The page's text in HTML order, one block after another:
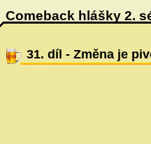
Comeback hlášky 2.
31. díl - Změna je